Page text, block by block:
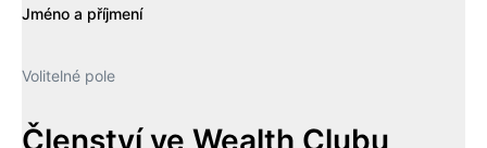
Jméno a příjmení
Volitelné pole
Členství ve Wealth Clubu